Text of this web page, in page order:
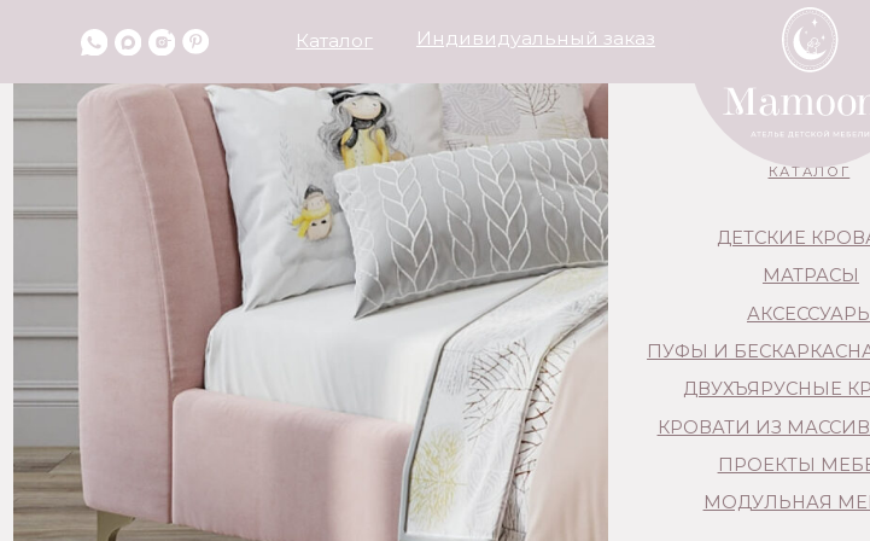
* Каталог Индивидуальный заказ
КАТАЛОГ
АКСЕССУАРЫ
МАТРАСЫ
ПУФЫ И БЕСКАРКАСНАЯ МЕБЕЛЬ
ДВУХЪЯРУСНЫЕ КРОВАТИ
КРОВАТИ ИЗ МАССИВА ДЕРЕВА